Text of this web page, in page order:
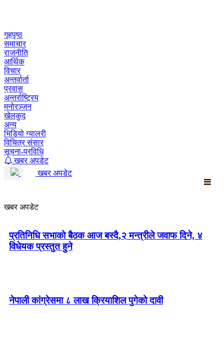
गृहपृष्ठ
समाचार
राजनीति
आर्थिक
विचार
अन्तर्वार्ता
प्रवास
अन्तर्राष्ट्रिय
मनोरञ्जन
खेलकुद
अन्य
भिडियो ग्यालरी
विचित्र संसार
सूचना-प्रविधि
खबर अपडेट
खबर अपडेट
खबर अपडेट
प्रतिनिधि सभाको बैठक आज बस्दै,२ मन्त्रीले जवाफ दिने, ४
विधेयक प्रस्तुत हुने
नेपाली कांग्रेसमा ८ लाख क्रियाशिल पुगेको दावी